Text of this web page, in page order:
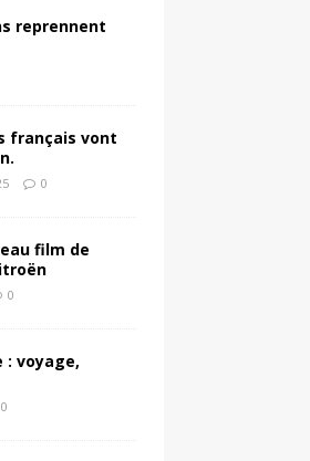
reprennent
français vont
0
film de
0
: voyage,
0